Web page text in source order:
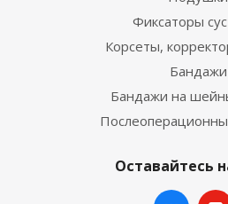
Фиксаторы
Корсеты,
Бандажи
Бандажи на
Оставайтесь